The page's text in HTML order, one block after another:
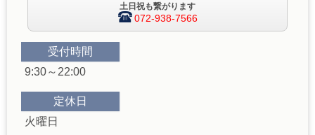
土日祝も繋がります
072-938-7566
受付時間
9:30～22:00
定休日
火曜日